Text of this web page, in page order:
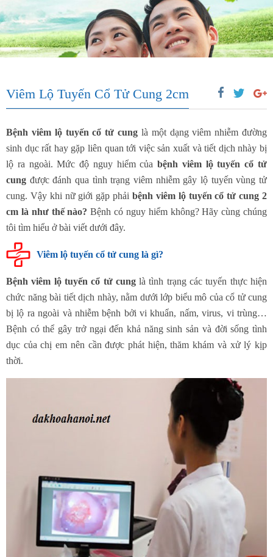
Viêm Lộ Tuyến Cổ Tử Cung 2cm
Bệnh viêm lộ tuyến cổ tử cung là một dạng viêm nhiễm đường
sinh dục rất hay gặp liên quan tới việc sản xuất và tiết dịch nhày bị
lộ ra ngoài. Mức độ nguy hiểm củabệnh viêm lộ tuyến cổ tử
cung được đánh qua tình trạng viêm nhiễm gây lộ tuyến vùng tử
cung. Vậy khi nữ giới gặp phải bệnh viêm lộ tuyến cổ tử cung 2
cm là như thế nào? Bệnh có nguy hiểm không? Hãy cùng chúng
tôi tìm hiểu ở bài viết dưới đây.
Viêm lộ tuyến cổ tử cung là gì?
Bệnh viêm lộ tuyến cổ tử cunglà tình trạng các tuyến thực hiện
chức năng bài tiết dịch nhày, nằm dưới lớp biểu mô của cổ tử cung
bị lộ ra ngoài và nhiễm bệnh bởi vi khuẩn, nấm, virus, vi trùng…
Bệnh có thể gây trở ngại đến khả năng sinh sản và đời sống tình
dục của chị em nên cần được phát hiện, thăm khám và xử lý kịp
thời.